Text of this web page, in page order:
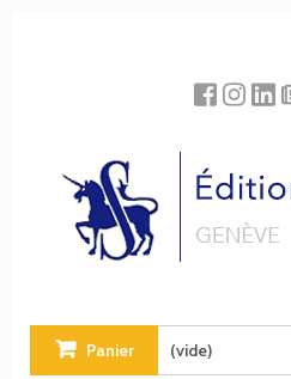
Panier (vide)